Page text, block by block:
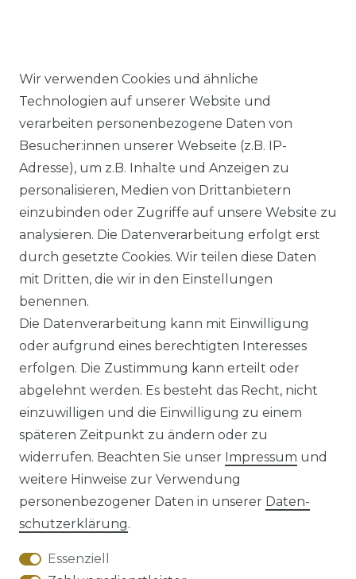
Ähnlicher Artikel
Redmond - Casual Fit - Herren
Cardigan College Strickjacke
in verschiedenen Farben
(Art.Nr.: 627)
UVP 59,99 €
ab 58,99 € *
Impressum Daten­schutz­erklärung
AGB Barrierefreiheitserklärung
Wir verwenden Cookies und ähnliche
Technologien auf unserer Website und
verarbeiten personenbezogene Daten von
Besucher:innen unserer Webseite (z.B. IP-
Adresse), um z.B. Inhalte und Anzeigen zu
personalisieren, Medien von Drittanbietern
einzubinden oder Zugriffe auf unsere Website zu
analysieren. Die Datenverarbeitung erfolgt erst
durch gesetzte Cookies. Wir teilen diese Daten
mit Dritten, die wir in den Einstellungen
benennen.
Die Datenverarbeitung kann mit Einwilligung
oder aufgrund eines berechtigten Interesses
erfolgen. Die Zustimmung kann erteilt oder
abgelehnt werden. Es besteht das Recht, nicht
einzuwilligen und die Einwilligung zu einem
späteren Zeitpunkt zu ändern oder zu
widerrufen. Beachten Sie unser Impressum und
weitere Hinweise zur Verwendung
personenbezogener Daten in unserer Daten­
schutz­erklärung.
Essenziell